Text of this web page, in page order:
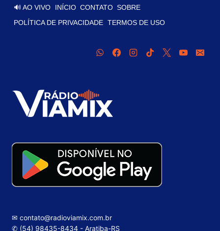
🔊 AO VIVO INÍCIO CONTATO SOBRE
POLÍTICA DE PRIVACIDADE TERMOS DE USO
✉ contato@radioviamix.com.br
✆ (54) 98435-8434 - Aratiba-RS